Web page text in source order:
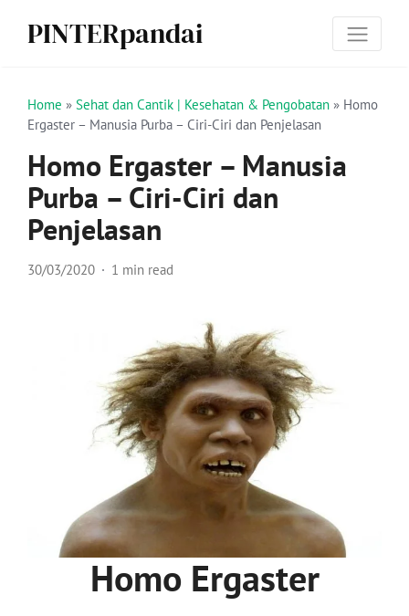
PINTERpandai
Home » Sehat dan Cantik | Kesehatan & Pengobatan » Homo
Ergaster – Manusia Purba – Ciri-Ciri dan Penjelasan
Homo Ergaster – Manusia
Purba – Ciri-Ciri dan
Penjelasan
30/03/2020 1 min read
Homo Ergaster